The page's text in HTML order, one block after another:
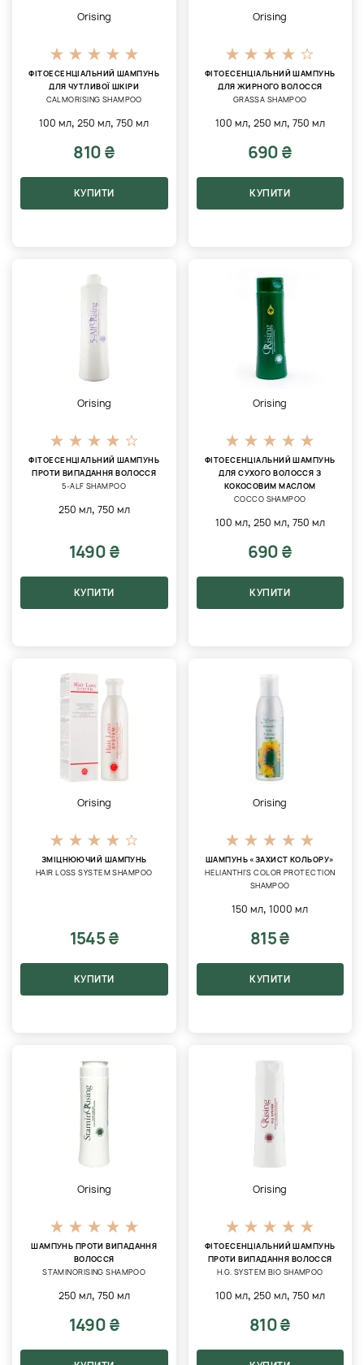
Orising
ФІТОЕСЕНЦІАЛЬНИЙ ШАМПУНЬ
ДЛЯ ЧУТЛИВОЇ ​​ШКІРИ
CALMORISING SHAMPOO
100 мл,250 мл,750 мл
810 ₴
КУПИТИ
Orising
ФІТОЕСЕНЦІАЛЬНИЙ ШАМПУНЬ
ДЛЯ ЖИРНОГО ВОЛОССЯ
GRASSA SHAMPOO
100 мл, 250 мл, 750 мл
690 ₴
КУПИТИ
Orising
ФІТОЕСЕНЦІАЛЬНИЙ ШАМПУНЬ
ПРОТИ ВИПАДАННЯ ВОЛОССЯ
5-ALF SHAMPOO
250 мл, 750 мл
1490 ₴
КУПИТИ
Orising
ФІТОЕСЕНЦІАЛЬНИЙ ШАМПУНЬ
ДЛЯ СУХОГО ВОЛОССЯ З
КОКОСОВИМ МАСЛОМ
COCCO SHAMPOO
100 мл, 250 мл, 750 мл
690 ₴
КУПИТИ
Orising
ЗМІЦНЮЮЧИЙ ШАМПУНЬ
HAIR LOSS SYSTEM SHAMPOO
1545 ₴
КУПИТИ
Orising
ШАМПУНЬ «ЗАХИСТ КОЛЬОРУ»
HELIANTHI'S COLOR PROTECTION
SHAMPOO
150 мл,1000 мл
815 ₴
КУПИТИ
Orising
ШАМПУНЬ ПРОТИ ВИПАДАННЯ
ВОЛОССЯ
STAMINORISING SHAMPOO
250 мл, 750 мл
1490 ₴
Orising
ФІТОЕСЕНЦІАЛЬНИЙ ШАМПУНЬ
ПРОТИ ВИПАДАННЯ ВОЛОССЯ
H.G. SYSTEM BIO SHAMPOO
100 мл, 250 мл, 750 мл
810 ₴